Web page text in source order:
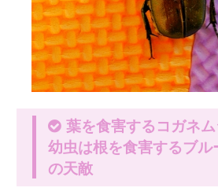
葉を食害するコガネム
幼虫は根を食害するブル
の天敵